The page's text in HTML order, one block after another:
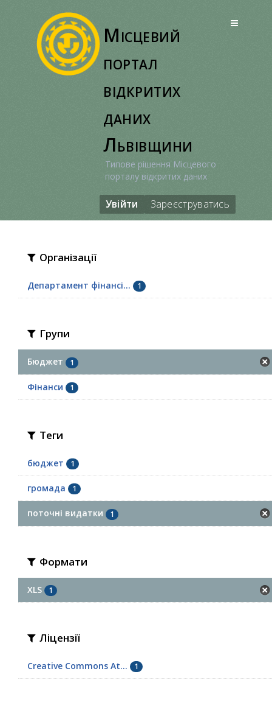
Місцевий
портал
відкритих
даних
Львівщини
Типове рішення Місцевого
порталу відкритих даних
Увійти Зареєструватись
Організації
Департамент фінансі... 1
Групи
Бюджет 1
Фінанси 1
Теги
бюджет 1
громада 1
поточні видатки 1
Формати
XLS 1
Ліцензії
Creative Commons At... 1